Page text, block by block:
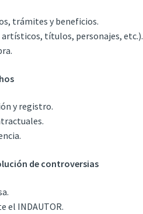
trámites y beneficios.
artísticos, títulos, personajes, etc.).
y registro.
de controversias
el INDAUTOR.